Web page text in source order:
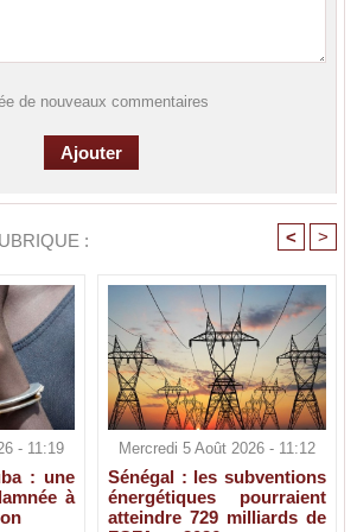
de nouveaux commentaires
: < >
- 11:19
: une
à
Mercredi 5 Août 2026 - 11:12
Sénégal : les subventions
énergétiques pourraient
atteindre 729 milliards de